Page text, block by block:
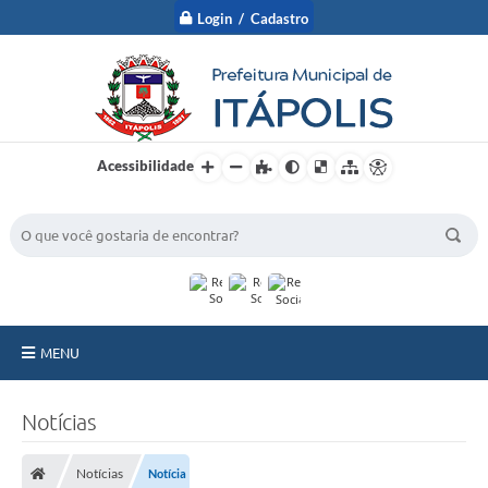
Login / Cadastro
Acessibilidade
MENU
Notícias
Notícias Notícia